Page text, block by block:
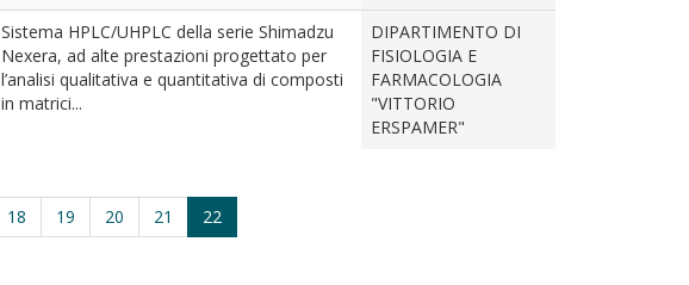
Sistema HPLC/UHPLC della serie Shimadzu
Nexera, ad alte prestazioni progettato per
l’analisi qualitativa e quantitativa di composti
in matrici...
DIPARTIMENTO DI
FISIOLOGIA E
FARMACOLOGIA
"VITTORIO
ERSPAMER"
18 19 20 21 22